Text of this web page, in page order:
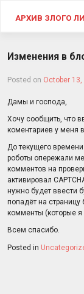
АРХИВ ЗЛОГО
Изменения в
Posted on October 13,
Дамы и господа,
Хочу сообщить, что
коментариев у меня в
До текущего
роботы опережали
комментов на
активировал
нужно будет ввести
попадёт на
комменты (которые я
Всем спасибо.
Posted in